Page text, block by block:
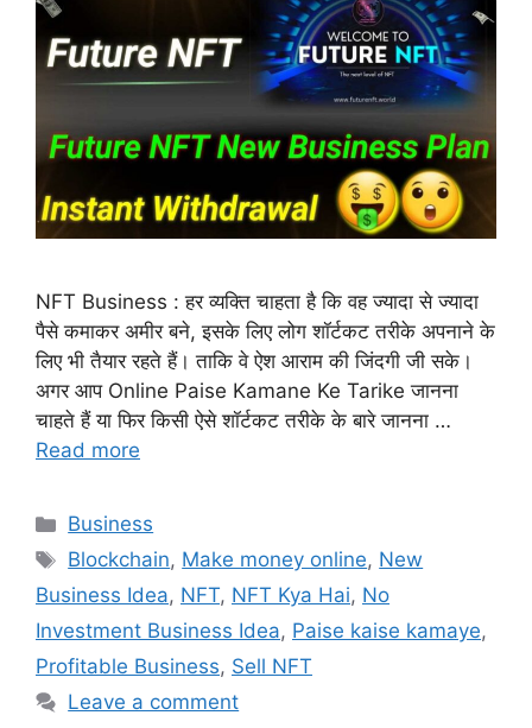
NFT Business : हर व्यक्ति चाहता है कि वह ज्यादा से ज्यादा
पैसे कमाकर अमीर बने, इसके लिए लोग शॉर्टकट तरीके अपनाने के
लिए भी तैयार रहते हैं। ताकि वे ऐश आराम की जिंदगी जी सके।
अगर आप Online Paise Kamane Ke Tarike जानना
चाहते हैं या फिर किसी ऐसे शॉर्टकट तरीके के बारे जानना …
Read more
Categories
Business
Tags
Blockchain, Make money online, New
Business Idea, NFT, NFT Kya Hai, No
Investment Business Idea, Paise kaise kamaye,
Profitable Business, Sell NFT
Leave a comment